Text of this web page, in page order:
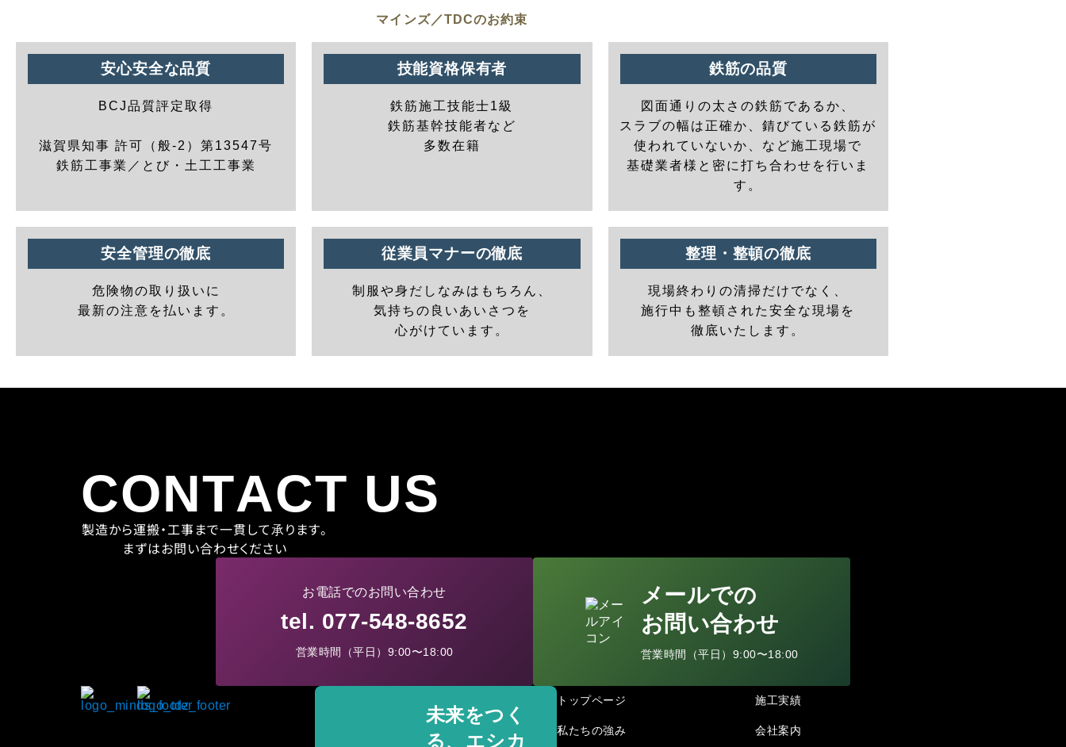
マインズ／TDCのお約束
安心安全な品質
BCJ品質評定取得
滋賀県知事 許可（般-2）第13547号
鉄筋工事業／とび・土工工事業
技能資格保有者
鉄筋施工技能士1級
鉄筋基幹技能者など
多数在籍
鉄筋の品質
図面通りの太さの鉄筋であるか、
スラブの幅は正確か、錆びている鉄筋が
使われていないか、など施工現場で
基礎業者様と密に打ち合わせを行いま
す。
安全管理の徹底
危険物の取り扱いに
最新の注意を払います。
従業員マナーの徹底
制服や身だしなみはもちろん、
気持ちの良いあいさつを
心がけています。
整理・整頓の徹底
現場終わりの清掃だけでなく、
施行中も整頓された安全な現場を
徹底いたします。
CONTACT US
製造から運搬・工事まで一貫して承ります。
まずはお問い合わせください
お電話でのお問い合わせ
tel. 077-548-8652
営業時間（平日）9:00〜18:00
メールでの
お問い合わせ
営業時間（平日）9:00〜18:00
未来をつく
る、エシカ
トップページ
私たちの強み
施工実績
会社案内